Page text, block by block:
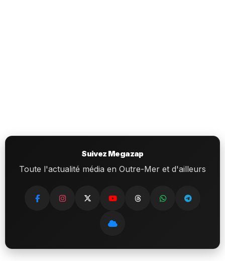
Suivez Megazap
Toute l'actualité média en Outre-Mer et d'ailleurs